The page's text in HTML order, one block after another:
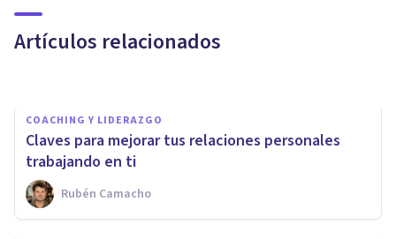
Artículos relacionados
voluntad?
COACHING Y LIDERAZGO
Claves para mejorar tus relaciones personales
trabajando en ti
Rubén Camacho
COACHING Y LIDERAZGO
Las 4 claves del bienestar